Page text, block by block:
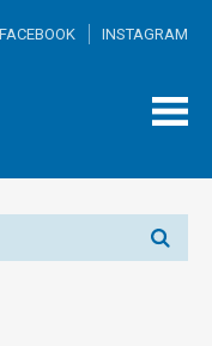
FACEBOOK INSTAGRAM